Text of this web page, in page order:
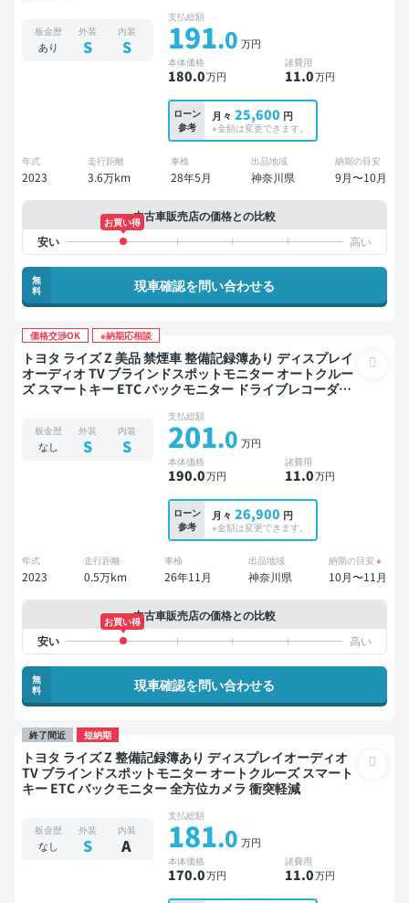
板金歴
あり
外装
S
内装
S
支払総額
191.0 万円
本体価格
180.0万円
諸費用
11.0万円
ローン
参考
月々 25,600 円
※金額は変更できます。
年式
2023
走行距離
3.6万km
車検
28年5月
出品地域
神奈川県
納期の目安
9月〜10月
中古車販売店の価格との比較
お買い得
無
料
現車確認を問い合わせる
価格交渉OK ※納期応相談
トヨタ ライズ Z 美品 禁煙車 整備記録簿あり ディスプレイ
オーディオ TV ブラインドスポットモニター オートクルー
ズ スマートキー ETC バックモニター ドライブレコーダー
板金歴
なし
外装
S
内装
S
支払総額
201.0 万円
本体価格
190.0万円
諸費用
11.0万円
ローン
参考
月々 26,900 円
※金額は変更できます。
年式
2023
走行距離
0.5万km
車検
26年11月
出品地域
神奈川県
納期の目安 ※
10月〜11月
中古車販売店の価格との比較
お買い得
無
料
現車確認を問い合わせる
終了間近 短納期
トヨタ ライズ Z 整備記録簿あり ディスプレイオーディオ
TV ブラインドスポットモニター オートクルーズ スマート
キー ETC バックモニター 全方位カメラ 衝突軽減
板金歴
なし
外装
S
内装
A
支払総額
181.0 万円
本体価格
170.0万円
諸費用
11.0万円